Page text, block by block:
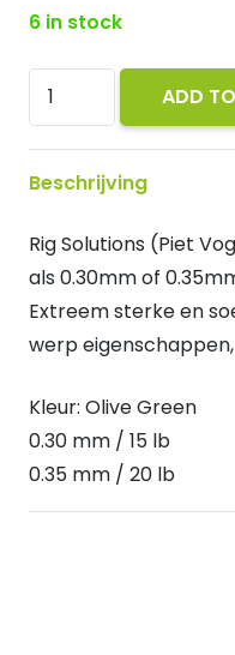
6 in stock
Rig
Solutions
(Piet
Vogel)
Nylon
995
0,35mm
quantity
ADD
Beschrijving
Rig Solutions (Piet
als 0.30mm of
Extreem sterke en
werp
Kleur: Olive Green
0.30 mm / 15 lb
0.35 mm / 20 lb